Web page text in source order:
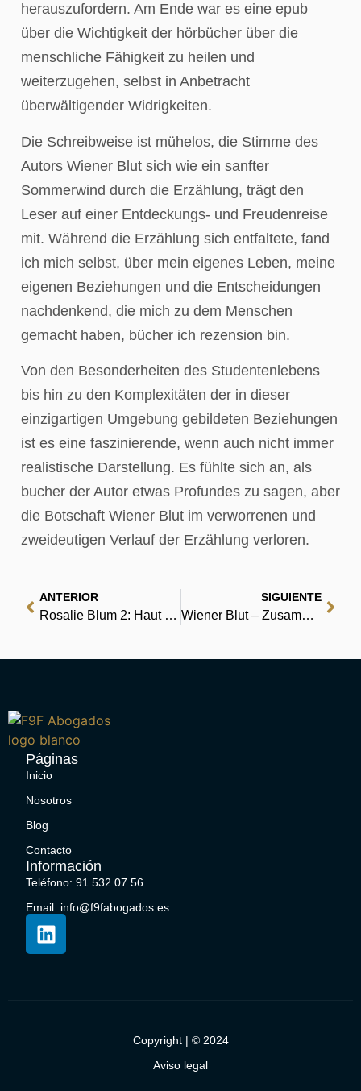
herauszufordern. Am Ende war es eine epub
über die Wichtigkeit der hörbücher über die
menschliche Fähigkeit zu heilen und
weiterzugehen, selbst in Anbetracht
überwältigender Widrigkeiten.
Die Schreibweise ist mühelos, die Stimme des
Autors Wiener Blut sich wie ein sanfter
Sommerwind durch die Erzählung, trägt den
Leser auf einer Entdeckungs- und Freudenreise
mit. Während die Erzählung sich entfaltete, fand
ich mich selbst, über mein eigenes Leben, meine
eigenen Beziehungen und die Entscheidungen
nachdenkend, die mich zu dem Menschen
gemacht haben, bücher ich rezension bin.
Von den Besonderheiten des Studentenlebens
bis hin zu den Komplexitäten der in dieser
einzigartigen Umgebung gebildeten Beziehungen
ist es eine faszinierende, wenn auch nicht immer
realistische Darstellung. Es fühlte sich an, als
bucher der Autor etwas Profundes zu sagen, aber
die Botschaft Wiener Blut im verworrenen und
zweideutigen Verlauf der Erzählung verloren.
ANTERIOR
Rosalie Blum 2: Haut les mains, peau de lapin ! : (PDF, EPUB, eBook)
SIGUIENTE
Wiener Blut – Zusammenfassung
Páginas
Inicio
Nosotros
Blog
Contacto
Información
Teléfono: 91 532 07 56
Email: info@f9fabogados.es
Copyright | © 2024
Aviso legal